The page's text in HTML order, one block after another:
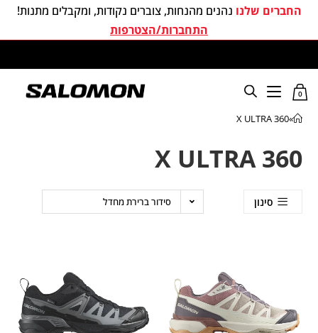
החברים שלנו נהנים מהנחות, צוברים נקודות, ומקבלים מתנות!
התחברות/הצטרפות
0
X ULTRA 360
»
X ULTRA 360
סינון סידור ברירת מחדל